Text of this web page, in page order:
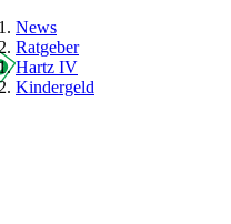
News
Ratgeber
Hartz IV
Kindergeld